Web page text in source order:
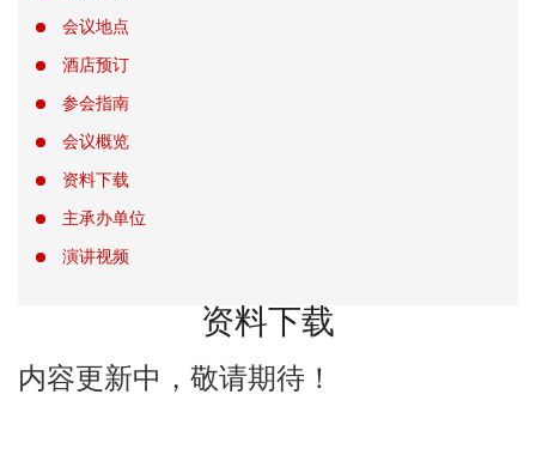
会议地点
酒店预订
参会指南
会议概览
资料下载
主承办单位
演讲视频
资料下载
内容更新中，敬请期待！